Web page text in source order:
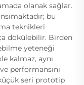
olanak sağlar.
bu
teknikleri
dökülebilir. Birden
yeteneği
kalmaz, aynı
performansını
seri prototip